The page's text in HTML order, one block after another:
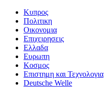
Κυπρος
Πολιτικη
Οικονομια
Επιχειρησεις
Ελλαδα
Ευρωπη
Κοσμος
Επιστημη και Τεχνολογια
Deutsche Welle